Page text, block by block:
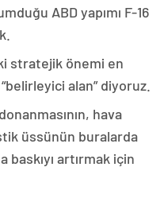
ABD yapımı F-16
stratejik önemi en
alan” diyoruz.
hava
üssünün buralarda
baskıyı artırmak için